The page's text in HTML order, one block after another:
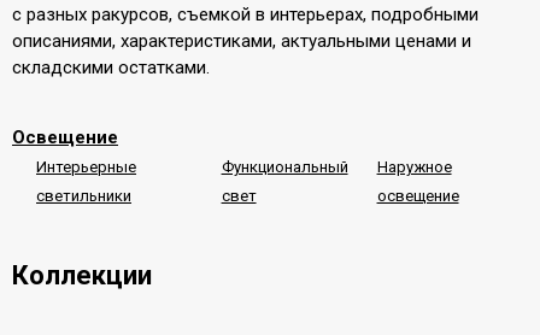
с разных ракурсов, съемкой в интерьерах, подробными
описаниями, характеристиками, актуальными ценами и
складскими остатками.
Освещение
Интерьерные
светильники
Функциональный
свет
Наружное
освещение
Коллекции